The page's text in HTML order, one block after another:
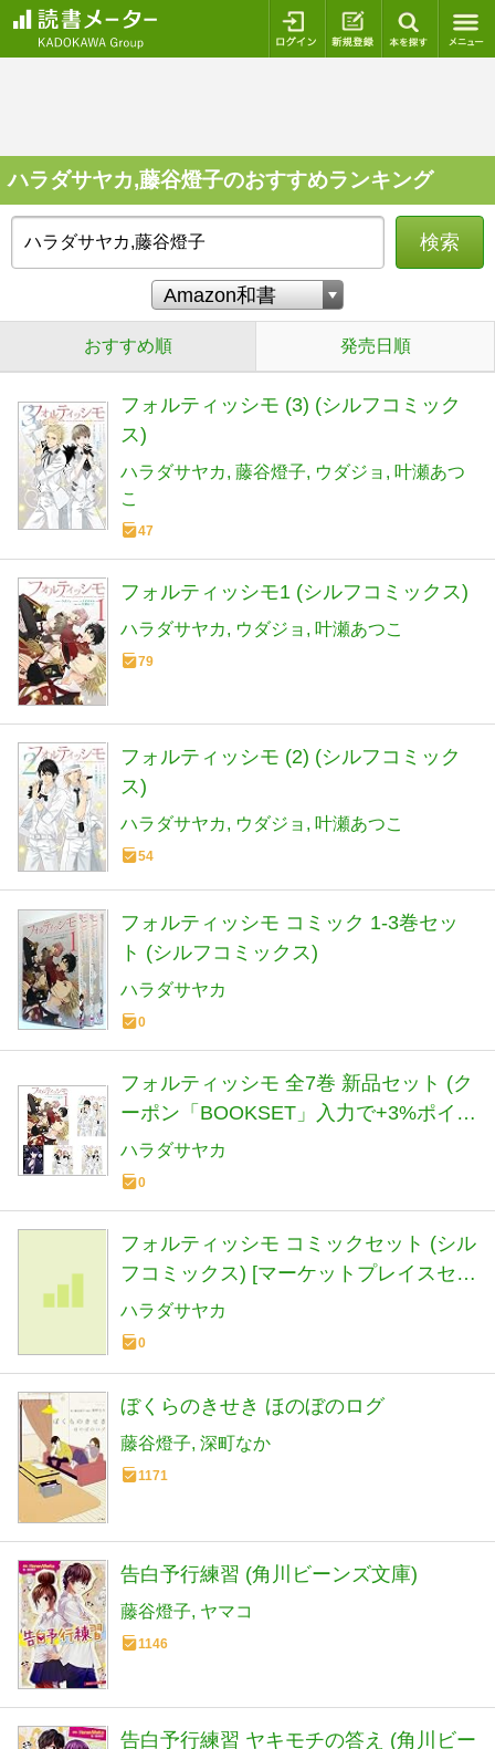
ログイン 新規登録
ハラダサヤカ,藤谷燈子のおすすめランキング
検索
おすすめ順 発売日順
フォルティッシモ (3) (シルフコミック
ス)
ハラダサヤカ 藤谷燈子 ウダジョ
叶瀬あつ
こ
47
フォルティッシモ1 (シルフコミックス)
ハラダサヤカ ウダジョ 叶瀬あつこ
79
フォルティッシモ (2) (シルフコミック
ス)
ハラダサヤカ ウダジョ 叶瀬あつこ
54
フォルティッシモ コミック 1-3巻セッ
ト (シルフコミックス)
ハラダサヤカ
0
フォルティッシモ 全7巻 新品セット (ク
ーポン「BOOKSET」入力で+3%ポイン
ト)
ハラダサヤカ
0
フォルティッシモ コミックセット (シル
フコミックス) [マーケットプレイスセッ
ト]
ハラダサヤカ
0
ぼくらのきせき ほのぼのログ
藤谷燈子 深町なか
1171
告白予行練習 (角川ビーンズ文庫)
藤谷燈子 ヤマコ
1146
告白予行練習 ヤキモチの答え (角川ビー